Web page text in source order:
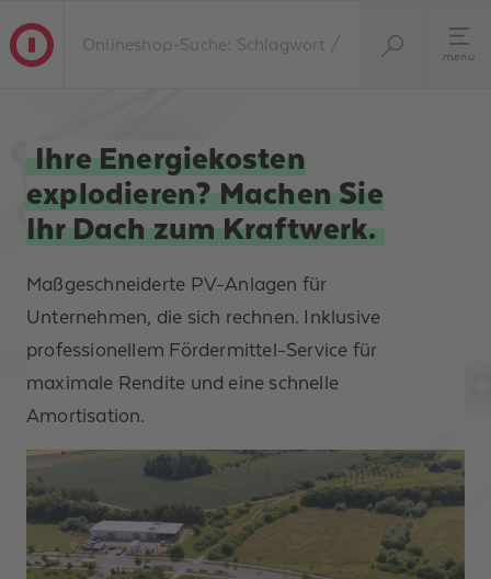
menu
Ihre Energiekosten
explodieren? Machen Sie
Ihr Dach zum Kraftwerk.
Maßgeschneiderte PV-Anlagen für
Unternehmen, die sich rechnen. Inklusive
professionellem Fördermittel-Service für
maximale Rendite und eine schnelle
Amortisation.